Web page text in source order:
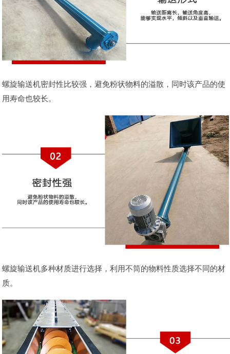
螺旋输送机密封性比较强，避免粉状物料的溢散，同时该产品的使
用寿命也较长。
螺旋输送机多种材质进行选择，利用不筒的物料性质选择不同的材
质。